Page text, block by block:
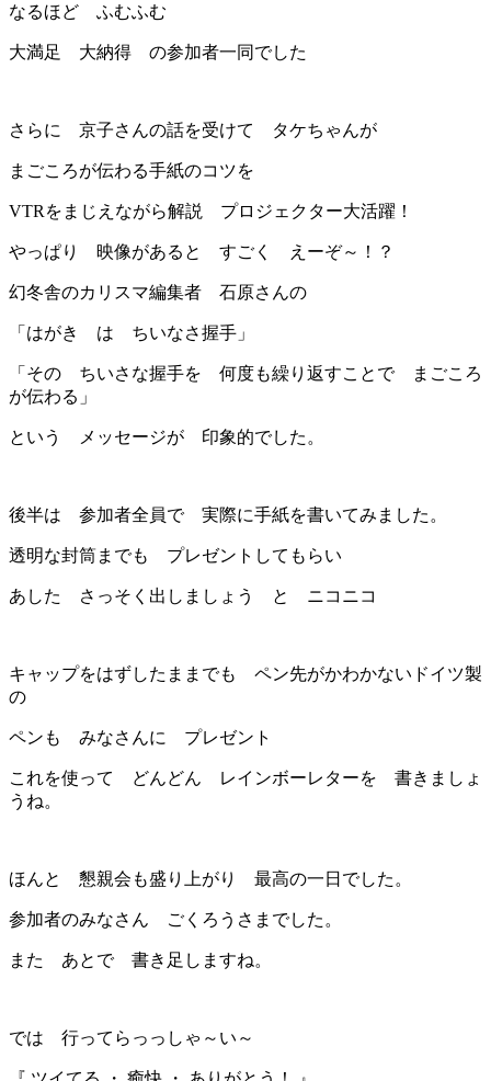
なるほど ふむふむ
大満足 大納得 の参加者一同でした
さらに 京子さんの話を受けて タケちゃんが
まごころが伝わる手紙のコツを
VTRをまじえながら解説 プロジェクター大活躍！
やっぱり 映像があると すごく えーぞ～！？
幻冬舎のカリスマ編集者 石原さんの
「はがき は ちいなさ握手」
「その ちいさな握手を 何度も繰り返すことで まごころ
が伝わる」
という メッセージが 印象的でした。
後半は 参加者全員で 実際に手紙を書いてみました。
透明な封筒までも プレゼントしてもらい
あした さっそく出しましょう と ニコニコ
キャップをはずしたままでも ペン先がかわかないドイツ製
の
ペンも みなさんに プレゼント
これを使って どんどん レインボーレターを 書きましょ
うね。
ほんと 懇親会も盛り上がり 最高の一日でした。
参加者のみなさん ごくろうさまでした。
また あとで 書き足しますね。
では 行ってらっっしゃ～い～